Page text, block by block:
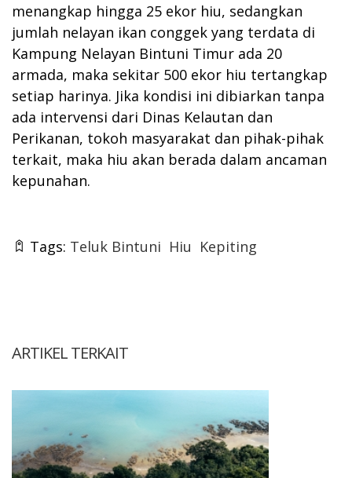
menangkap hingga 25 ekor hiu, sedangkan
jumlah nelayan ikan conggek yang terdata di
Kampung Nelayan Bintuni Timur ada 20
armada, maka sekitar 500 ekor hiu tertangkap
setiap harinya. Jika kondisi ini dibiarkan tanpa
ada intervensi dari Dinas Kelautan dan
Perikanan, tokoh masyarakat dan pihak-pihak
terkait, maka hiu akan berada dalam ancaman
kepunahan.
Tags: Teluk Bintuni Hiu Kepiting
ARTIKEL TERKAIT